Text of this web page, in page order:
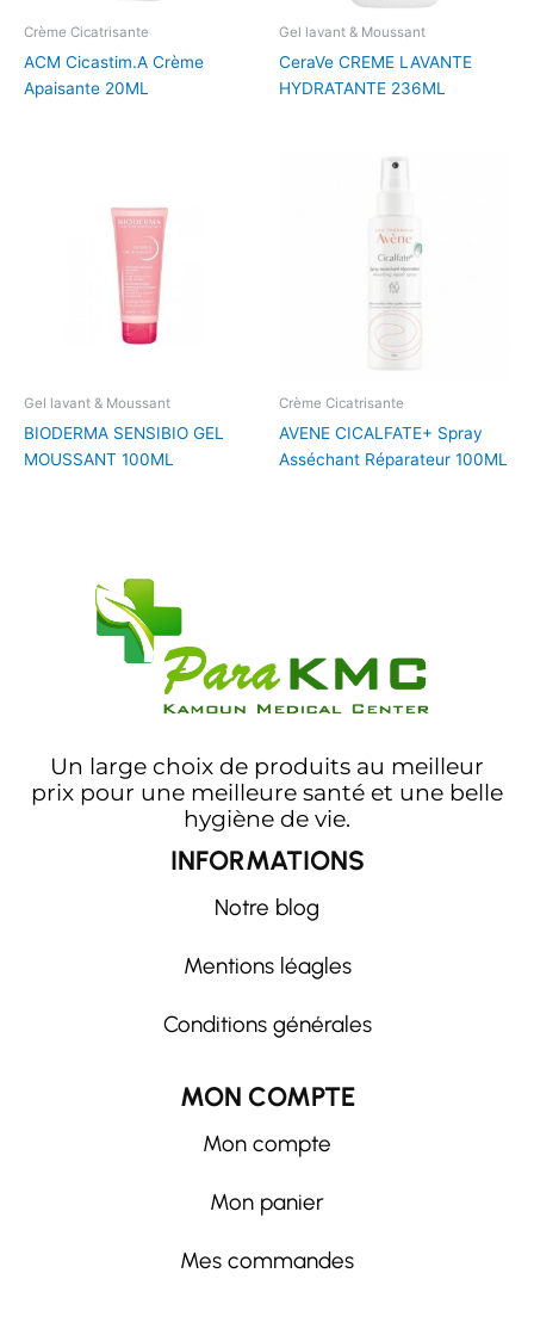
Crème Cicatrisante
ACM Cicastim.A Crème
Apaisante 20ML
Gel lavant & Moussant
CeraVe CREME LAVANTE
HYDRATANTE 236ML
Gel lavant & Moussant
BIODERMA SENSIBIO GEL
MOUSSANT 100ML
Crème Cicatrisante
AVENE CICALFATE+ Spray
Asséchant Réparateur 100ML
Un large choix de produits au meilleur
prix pour une meilleure santé et une belle
hygiène de vie.
INFORMATIONS
Notre blog
Mentions léagles
Conditions générales
MON COMPTE
Mon compte
Mon panier
Mes commandes